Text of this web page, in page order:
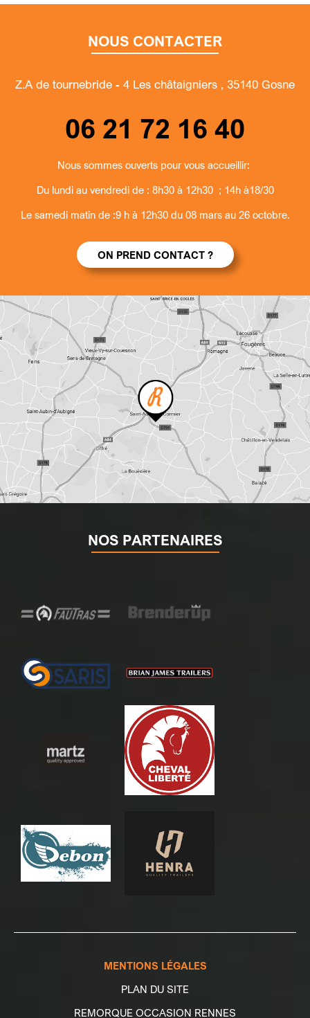
NOUS CONTACTER
Z.A de tournebride - 4 Les châtaigniers , 35140 Gosne
06 21 72 16 40
Nous sommes ouverts pour vous accueillir:
Du lundi au vendredi de : 8h30 à 12h30 ; 14h à18/30
Le samedi matin de :9 h à 12h30 du 08 mars au 26 octobre.
ON PREND CONTACT ?
NOS PARTENAIRES
MENTIONS LÉGALES
PLAN DU SITE
REMORQUE OCCASION RENNES